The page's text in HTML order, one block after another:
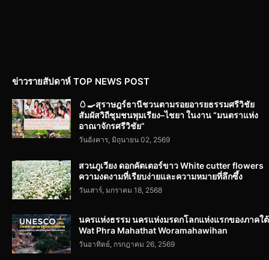
ข่าวรายสัปดาห์ TOP NEWS POST
🥚🍳สุราษฎร์ธานีชวนตามรอยอารยธรรมศรีวิชัย
สัมผัสวิถีชุมชนพุมเรียง–ไชยา ในงาน “มนตราแห่ง
อาณาจักรศรีวิชัย”
วันอังคาร, มิถุนายน 02, 2569
สวนภูเวียง ดอกคัตเตอร์ขาว White cutter flowers
ความงดงามที่เรียบง่ายและความหมายที่ลึกซึ้ง
วันเสาร์, มกราคม 18, 2568
นครแห่งธรรม นครแห่งมรดกโลกแห่งแรกของภาคใต้
Wat Phra Mahathat Woramahawihan
วันอาทิตย์, กรกฎาคม 26, 2569